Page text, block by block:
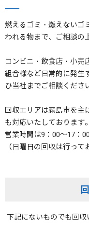
燃えるゴミ・燃えないゴ
われる物まで、ご相談の
コンビニ・飲食店・小売
組合様など日常的に発生
ひ当社までご相談くださ
回収エリアは霧島市を主
も対応いたしております。
営業時間は9：00～17：
（日曜日の回収は行って
下記にないものでも回